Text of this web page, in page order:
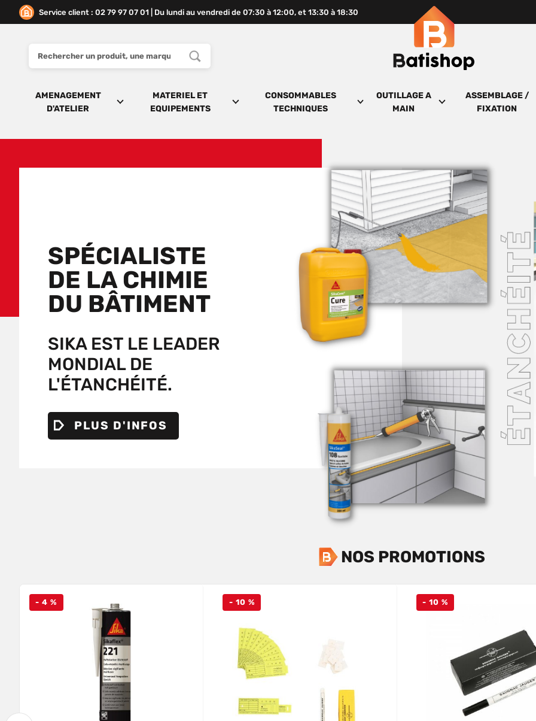
Service client : 02 79 97 07 01 | Du lundi au vendredi de 07:30 à 12:00, et 13:30 à 18:30
AMENAGEMENT
D'ATELIER
MATERIEL ET
EQUIPEMENTS
CONSOMMABLES
TECHNIQUES
OUTILLAGE A
MAIN
ASSEMBLAGE /
FIXATION
SPÉCIALISTE
DE LA CHIMIE
DU BÂTIMENT
SIKA EST LE LEADER
MONDIAL DE
L'ÉTANCHÉITÉ.
PLUS D'INFOS
NOS PROMOTIONS
- 4 % - 10 % - 10 %